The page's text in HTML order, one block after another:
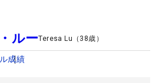
ルーTeresa Lu （ 38歳）
成績